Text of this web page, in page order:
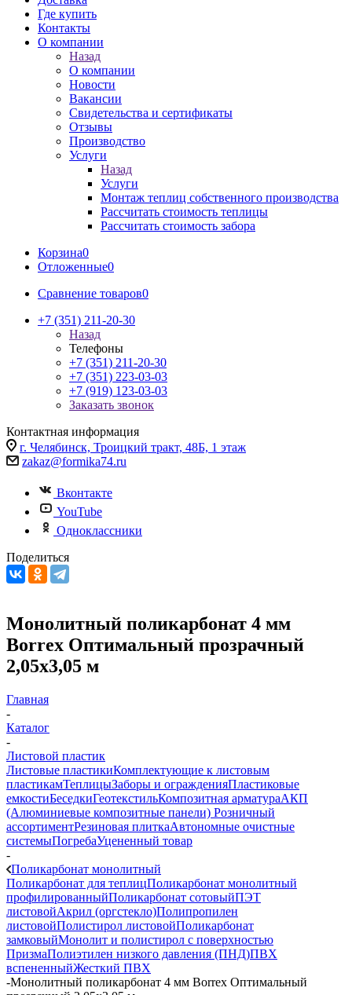
Где купить
Контакты
О компании
Назад
О компании
Новости
Вакансии
Свидетельства и сертификаты
Отзывы
Производство
Услуги
Назад
Услуги
Монтаж теплиц собственного производства
Рассчитать стоимость теплицы
Рассчитать стоимость забора
Корзина0
Отложенные0
Сравнение товаров0
+7 (351) 211-20-30
Назад
Телефоны
+7 (351) 211-20-30
+7 (351) 223-03-03
+7 (919) 123-03-03
Заказать звонок
Контактная информация
г. Челябинск, Троицкий тракт, 48Б, 1 этаж
zakaz@formika74.ru
Вконтакте
YouTube
Одноклассники
Поделиться
Монолитный поликарбонат 4 мм
Вorrex Оптимальный прозрачный
2,05х3,05 м
Главная
-
Каталог
-
Листовой пластик
Листовые пластикиКомплектующие к листовым
пластикамТеплицыЗаборы и огражденияПластиковые
емкостиБеседкиГеотекстильКомпозитная арматураАКП
(Алюминиевые композитные панели) Розничный
ассортиментРезиновая плиткаАвтономные очистные
системыПогребаУцененный товар
-
Поликарбонат монолитный
Поликарбонат для теплицПоликарбонат монолитный
профилированныйПоликарбонат сотовыйПЭТ
листовойАкрил (оргстекло)Полипропилен
листовойПолистирол листовойПоликарбонат
замковыйМонолит и полистирол с поверхностью
ПризмаПолиэтилен низкого давления (ПНД)ПВХ
вспененныйЖесткий ПВХ
-Монолитный поликарбонат 4 мм Вorrex Оптимальный